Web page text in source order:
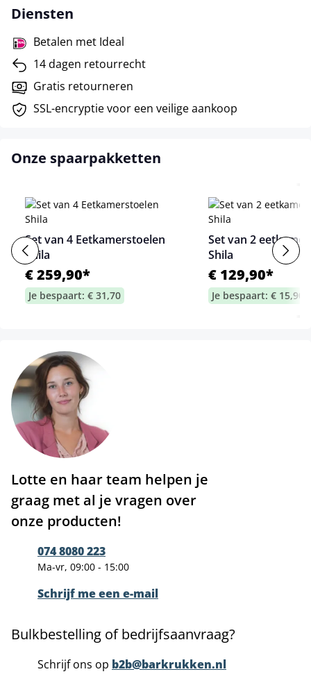
Diensten
Betalen met Ideal
14 dagen retourrecht
Gratis retourneren
SSL-encryptie voor een veilige aankoop
Onze spaarpakketten
Set van 4 Eetkamerstoelen
Shila
€ 259,90*
Je bespaart: € 31,70
Set van 2
Shila
€ 129,90*
Je bespaart: € 15,90
Lotte en haar team helpen je
graag met al je vragen over
onze producten!
074 8080 223
Ma-vr, 09:00 - 15:00
Schrijf me een e-mail
Bulkbestelling of bedrijfsaanvraag?
Schrijf ons op b2b@barkrukken.nl